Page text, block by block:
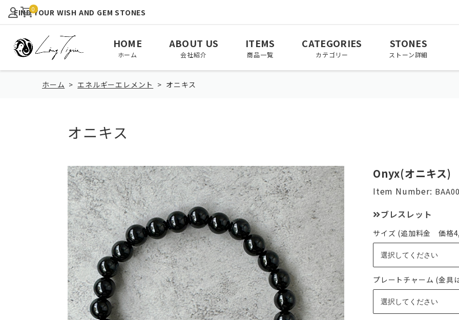
0
ホーム
HOME
会社紹介
ABOUT US
商品一覧
ITEMS
カテゴリー
CATEGORIES
View All January
9月 10月 11月
ストーン詳細
STONES
FIND YOUR WISH AND GEM STONES
ホーム エネルギーエレメント オニキス
オニキス
Onyx(オニキス)
Item Number:
ブレスレット
サイズ (追加料金 価格
プレートチャーム (金具